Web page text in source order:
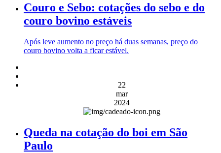
Couro e Sebo: cotações do sebo e do
couro bovino estáveis
Após leve aumento no preço há duas semanas, preço do
couro bovino volta a ficar estável.
22
mar
2024
Queda na cotação do boi em São
Paulo